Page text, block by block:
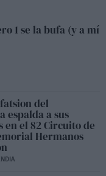
1 se la bufa (y a mí
del
espalda a sus
en el 82 Circuito de
Hermanos